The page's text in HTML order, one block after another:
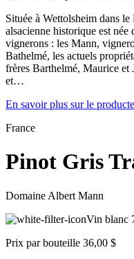
Située à Wettolsheim dans
alsacienne historique est
vignerons : les Mann,
Bathelmé, les actuels
frères Barthelmé, Maurice
et…
En savoir plus sur le
France
Pinot Gris
Domaine Albert Mann
Vin blanc
Prix par bouteille 36,00 $